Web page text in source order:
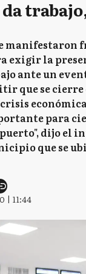
manifestaron
exigir la
ante un
que se cierre
para
dijo el
que se
| 11:44